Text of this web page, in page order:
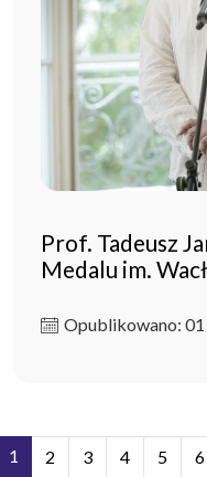
Prof. Tadeusz
Medalu im.
Opublikowano:
1 2 3 4 5 6